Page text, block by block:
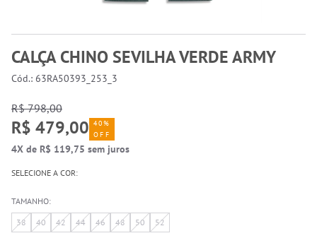
CALÇA CHINO SEVILHA VERDE ARMY
Cód.: 63RA50393_253_3
R$ 798,00
R$ 479,00 40%
OFF
4X de R$ 119,75 sem juros
SELECIONE A COR:
TAMANHO:
38
40 42 44 46 48 50 52